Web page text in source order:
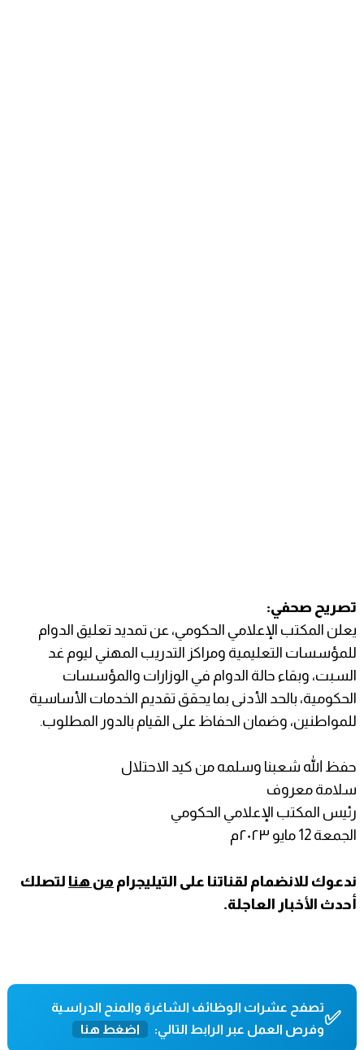
تصريح صحفي:
يعلن المكتب الإعلامي الحكومي، عن تمديد تعليق الدوام
للمؤسسات التعليمية ومراكز التدريب المهني ليوم غد
السبت، وبقاء حالة الدوام في الوزارات والمؤسسات
الحكومية، بالحد الأدنى بما يحقق تقديم الخدمات الأساسية
للمواطنين، وضمان الحفاظ على القيام بالدور المطلوب.
حفظ الله شعبنا وسلمه من كيد الاحتلال
سلامة معروف
رئيس المكتب الإعلامي الحكومي
الجمعة 12 مايو ٢٠٢٣م
ندعوك للانضمام لقناتنا على التيليجرام من هنا لتصلك
أحدث الأخبار العاجلة.
✅تصفح عشرات الوظائف الشاغرة والمنح الدراسية
وفرص العمل عبر الرابط التالي:
اضغط هنا